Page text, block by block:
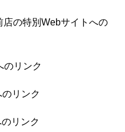
の特別Webサイトへの
のリンク
リンク
リンク